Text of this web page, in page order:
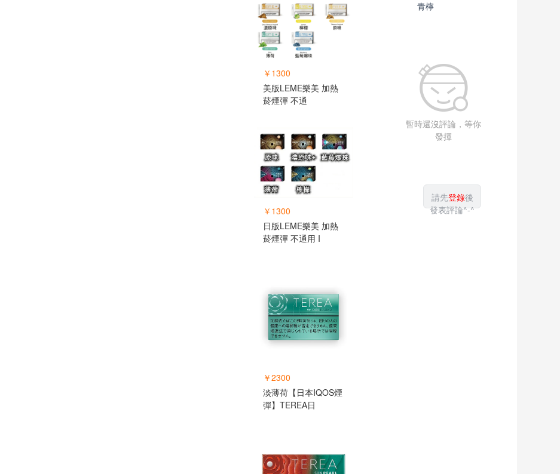
￥1300
美版LEME樂美 加熱
菸煙彈 不通
￥1300
日版LEME樂美 加熱
菸煙彈 不通用 I
￥2300
淡薄荷【日本IQOS煙
彈】TEREA日
青檸
暫時還沒評論，等你
發揮
請先登錄後
發表評論^-^